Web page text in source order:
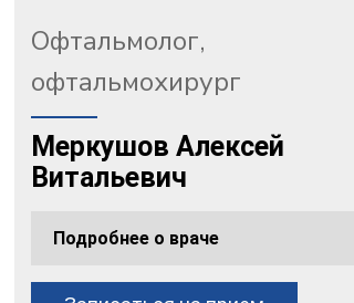
Офтальмолог,
офтальмохирург
Меркушов Алексей
Витальевич
Подробнее о враче